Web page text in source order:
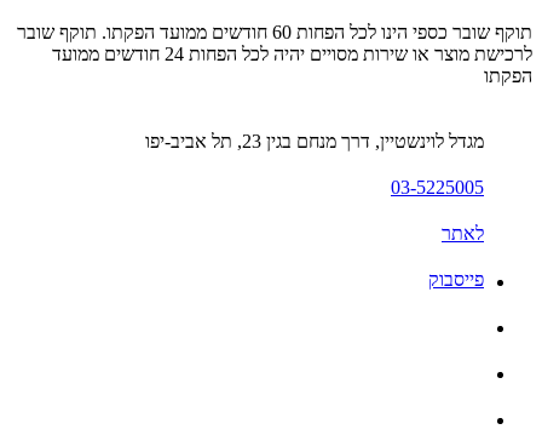
תוקף שובר כספי הינו לכל הפחות 60 חודשים ממועד הפקתו. תוקף שובר
לרכישת מוצר או שירות מסויים יהיה לכל הפחות 24 חודשים ממועד
הפקתו
מגדל לוינשטיין, דרך מנחם בגין 23, תל אביב-יפו
03-5225005
לאתר
פייסבוק